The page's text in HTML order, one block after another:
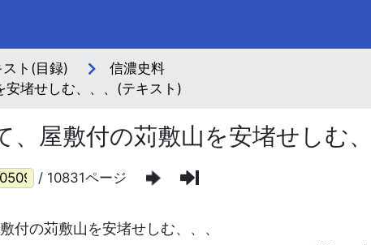
ト(目録)
信濃史料
堵せしむ、、、(テキスト)
屋敷付の苅敷山を安堵せしむ、
/ 10831ページ